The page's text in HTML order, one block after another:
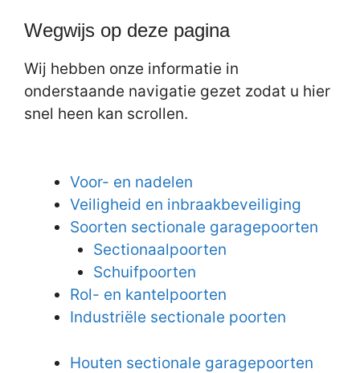
Wegwijs op deze pagina
Wij hebben onze informatie in
onderstaande navigatie gezet zodat u hier
snel heen kan scrollen.
Voor- en nadelen
Veiligheid en inbraakbeveiliging
Soorten sectionale garagepoorten
Sectionaalpoorten
Schuifpoorten
Rol- en kantelpoorten
Industriële sectionale poorten
Houten sectionale garagepoorten